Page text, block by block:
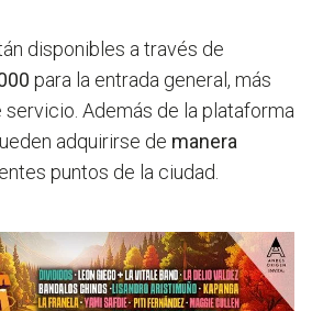
disponibles a través de
para la entrada general, más
Además de la plataforma
adquirirse de manera
puntos de la ciudad.